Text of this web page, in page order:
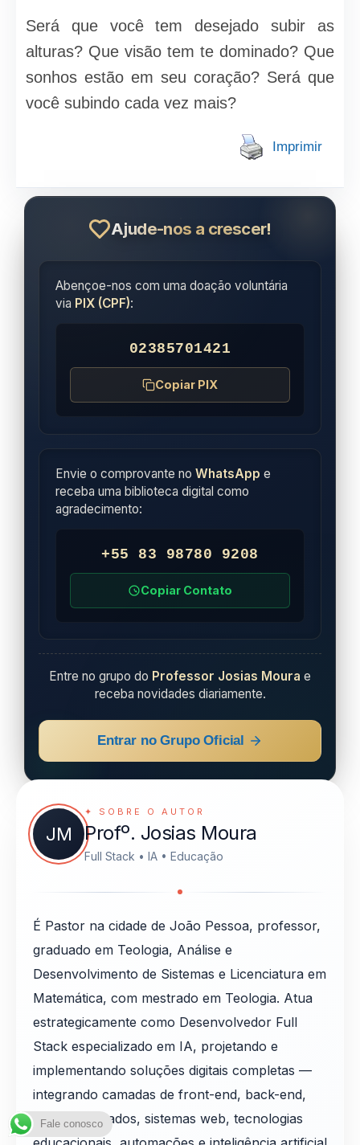
Será que você tem desejado subir as
alturas? Que visão tem te dominado? Que
sonhos estão em seu coração? Será que
você subindo cada vez mais?
Imprimir
Ajude-nos a crescer!
Abençoe-nos com uma doação voluntária
via PIX (CPF):
02385701421
Copiar PIX
Envie o comprovante noWhatsApp e
receba uma biblioteca digital como
agradecimento:
+55 83 98780 9208
Copiar Contato
Entre no grupo do Professor Josias Moura e
receba novidades diariamente.
Entrar no Grupo Oficial
JM
✦ SOBRE O AUTOR
Profº. Josias Moura
Full Stack • IA • Educação
É Pastor na cidade de João Pessoa, professor,
graduado em Teologia, Análise e
Desenvolvimento de Sistemas e Licenciatura em
Matemática, com mestrado em Teologia. Atua
estrategicamente como Desenvolvedor Full
Stack especializado em IA, projetando e
implementando soluções digitais completas —
integrando camadas de front-end, back-end,
bancos de dados, sistemas web, tecnologias
Fale conosco